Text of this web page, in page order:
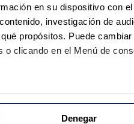
en su dispositivo con
investigación de
propósitos. Puede
clicando en el Menú de
Denegar
competencia,